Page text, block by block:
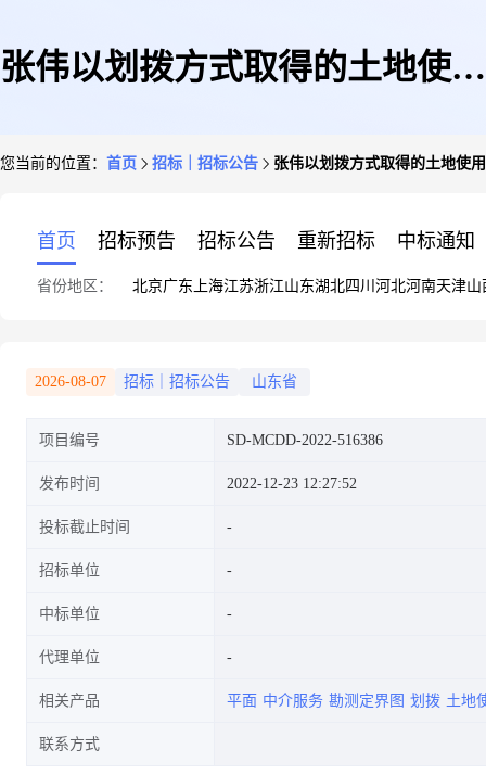
张伟以划拨方式取得的土地使用
您当前的位置： 首页 招标｜招标公告 张伟以划拨方式取得的土地使
首页 招标预告 招标公告 重新招标 中标通知
省份地区： 北京广东 上海江苏浙江山东湖北四川 河北河南天津山
2026-08-07 招标｜招标公告 山东省
项目编号 SD-MCDD-2022-516386
发布时间 2022-12-23 12:27:52
投标截止时间
招标单位
中标单位
代理单位
相关产品 平面 中介服务 勘测定界图 划拨 土地
联系方式